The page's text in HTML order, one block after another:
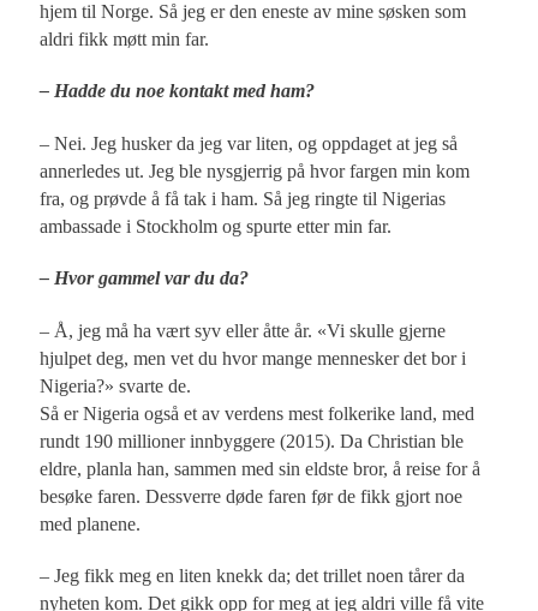
hjem til Norge. Så jeg er den eneste av mine søsken som
aldri fikk møtt min far.
– Hadde du noe kontakt med ham?
– Nei. Jeg husker da jeg var liten, og oppdaget at jeg så
annerledes ut. Jeg ble nysgjerrig på hvor fargen min kom
fra, og prøvde å få tak i ham. Så jeg ringte til Nigerias
ambassade i Stockholm og spurte etter min far.
– Hvor gammel var du da?
– Å, jeg må ha vært syv eller åtte år. «Vi skulle gjerne
hjulpet deg, men vet du hvor mange mennesker det bor i
Nigeria?» svarte de.
Så er Nigeria også et av verdens mest folkerike land, med
rundt 190 millioner innbyggere (2015). Da Christian ble
eldre, planla han, sammen med sin eldste bror, å reise for å
besøke faren. Dessverre døde faren før de fikk gjort noe
med planene.
– Jeg fikk meg en liten knekk da; det trillet noen tårer da
nyheten kom. Det gikk opp for meg at jeg aldri ville få vite